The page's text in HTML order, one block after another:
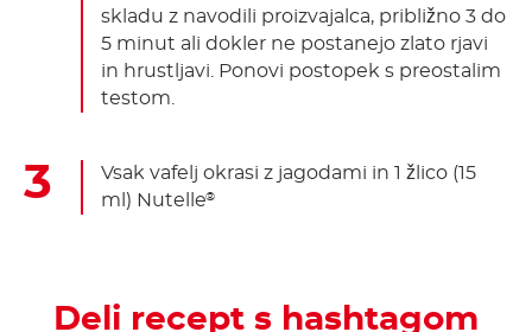
skladu z navodili proizvajalca, približno 3 do
5 minut ali dokler ne postanejo zlato rjavi
in hrustljavi. Ponovi postopek s preostalim
testom.
Vsak vafelj okrasi z jagodami in 1 žlico (15
ml) Nutelle®
Deli recept s hashtagom